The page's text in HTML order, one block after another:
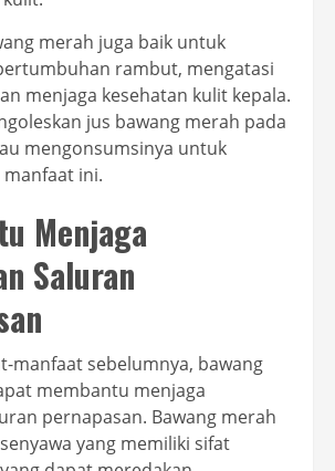
merah juga baik untuk
rambut, mengatasi
menjaga kesehatan kulit kepala.
jus bawang merah pada
mengonsumsinya untuk
ini.
Menjaga
Saluran
manfaat sebelumnya, bawang
membantu menjaga
pernapasan. Bawang merah
yang memiliki sifat